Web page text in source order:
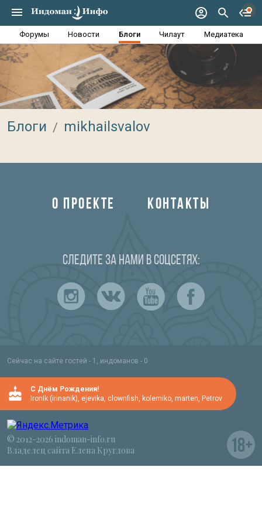
Форумы Новости Блоги Чилаут Медиатека
Блоги mikhailsvalov
О ПРОЕКТЕ КОНТАКТЫ
Следите за нами в соцсетях:
Сейчас на сайте гостей - 1, индоманов - 0
C Днём Рождения!
IronIk (irinanik), ejevika, clownfish, kolemiko, marten, Petrov
© 2012-2026 indoman-info.ru
Владелец сайта Елена Круглова